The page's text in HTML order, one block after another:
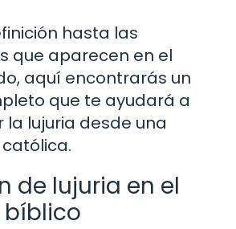
hasta las
que aparecen en el
aquí encontrarás un
que te ayudará a
lujuria desde una
de lujuria en el